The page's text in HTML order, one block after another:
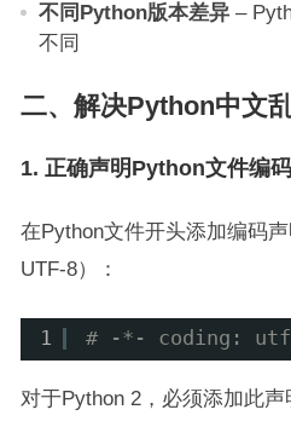
不同Python版本差异–
不同
二、解决Python中文
1. 正确声明Python文件编码
在Python文件开头添加编码
UTF-8）：
1 # -*- coding:
对于Python 2，必须添加此